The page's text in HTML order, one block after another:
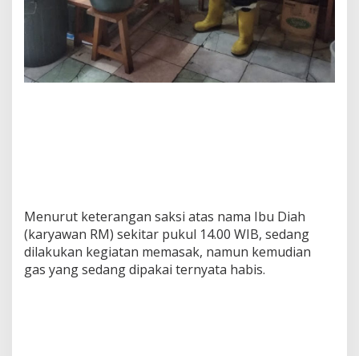
Menurut keterangan saksi atas nama Ibu Diah
(karyawan RM) sekitar pukul 14.00 WIB, sedang
dilakukan kegiatan memasak, namun kemudian
gas yang sedang dipakai ternyata habis.